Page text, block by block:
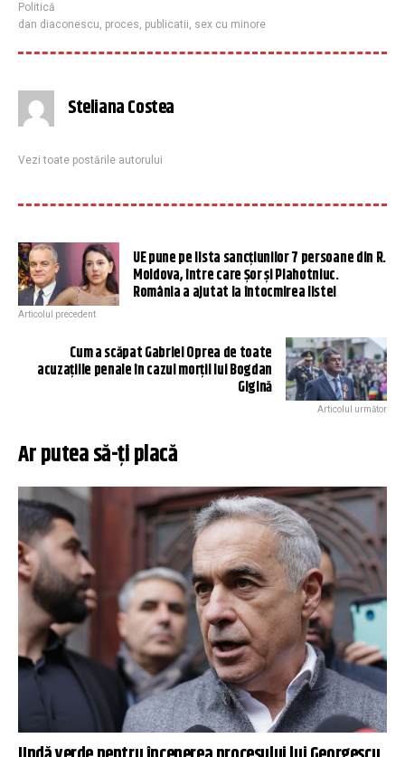
Politică
dan diaconescu, proces, publicatii, sex cu minore
Steliana Costea
Vezi toate postările autorului
UE pune pe lista sancţiunilor 7 persoane din R.
Moldova, între care Şor şi Plahotniuc.
România a ajutat la întocmirea listei
Articolul precedent
Cum a scăpat Gabriel Oprea de toate
acuzațiile penale în cazul morții lui Bogdan
Gigină
Articolul următor
Ar putea să-ți placă